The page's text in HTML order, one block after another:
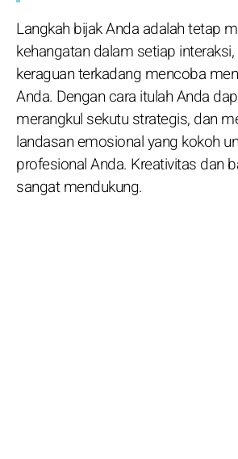
Langkah bijak Anda adalah tetap
kehangatan dalam setiap
keraguan terkadang mencoba
Anda. Dengan cara itulah Anda
merangkul sekutu strategis, dan
landasan emosional yang kokoh
profesional Anda. Kreativitas dan
sangat mendukung.